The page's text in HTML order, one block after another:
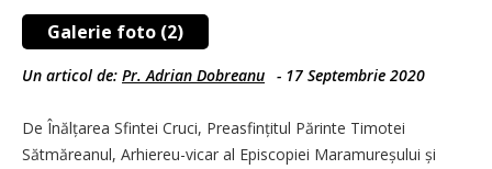
Galerie foto (2)
Un articol de: Pr. Adrian Dobreanu - 17 Septembrie 2020
De Înălțarea Sfintei Cruci, Preasfințitul Părinte Timotei
Sătmăreanul, Arhiereu-vicar al Episcopiei Maramureșului și